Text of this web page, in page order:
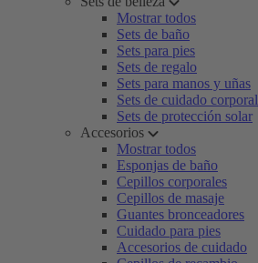
Mostrar todos
Sets de baño
Sets para pies
Sets de regalo
Sets para manos y uñas
Sets de cuidado corporal
Sets de protección solar
Accesorios
Mostrar todos
Esponjas de baño
Cepillos corporales
Cepillos de masaje
Guantes bronceadores
Cuidado para pies
Accesorios de cuidado